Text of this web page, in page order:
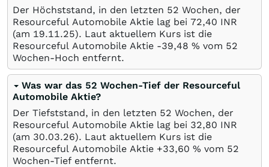
Der Höchststand, in den letzten 52 Wochen, der
Resourceful Automobile Aktie lag bei 72,40 INR
(am 19.11.25). Laut aktuellem Kurs ist die
Resourceful Automobile Aktie -39,48 % vom 52
Wochen-Hoch entfernt.
Was war das 52 Wochen-Tief der Resourceful
Automobile Aktie?
Der Tiefststand, in den letzten 52 Wochen, der
Resourceful Automobile Aktie lag bei 32,80 INR
(am 30.03.26). Laut aktuellem Kurs ist die
Resourceful Automobile Aktie +33,60 % vom 52
Wochen-Tief entfernt.